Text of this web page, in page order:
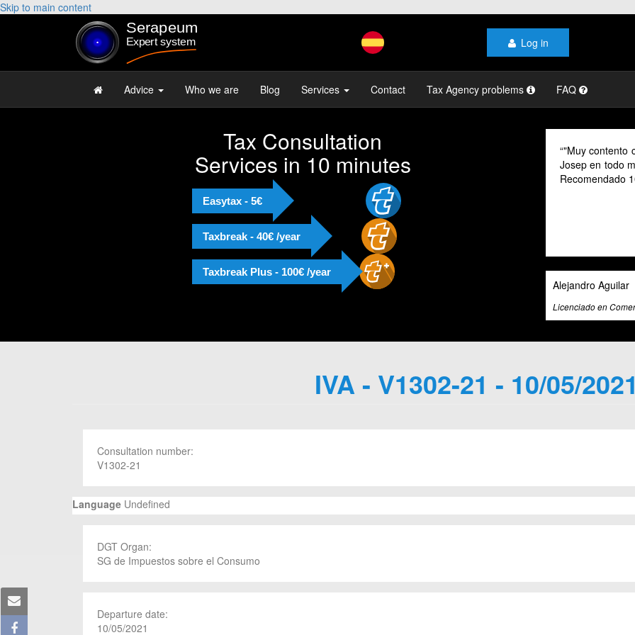
Skip to main content
Log in
Advice Who we are Blog Services Contact Tax Agency problems FAQ
Tax Consultation
Services in 10 minutes
Easytax - 5€
Taxbreak - 40€ /year
Taxbreak Plus - 100€ /year
"Muy contento
Josep en todo
Recomendado
Alejandro Aguilar
Licenciado en
IVA - V1302-21 - 10/05/
Consultation number:
V1302-21
Language Undefined
DGT Organ:
SG de Impuestos sobre el Consumo
Departure date:
10/05/2021